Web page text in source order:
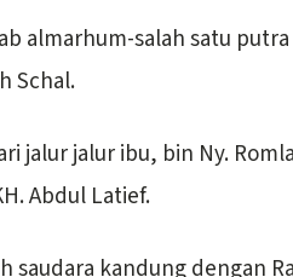
almarhum-salah satu
Schal.
jalur jalur ibu, bin Ny.
Abdul Latief.
saudara kandung dengan